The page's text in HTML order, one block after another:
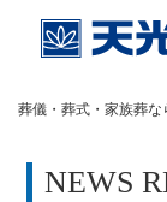
葬儀・葬式・家族葬
NEWS